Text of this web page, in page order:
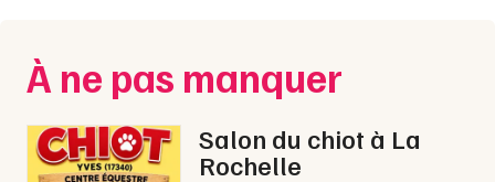
Choisir mes départements
À ne pas manquer
Salon du chiot à La
Rochelle